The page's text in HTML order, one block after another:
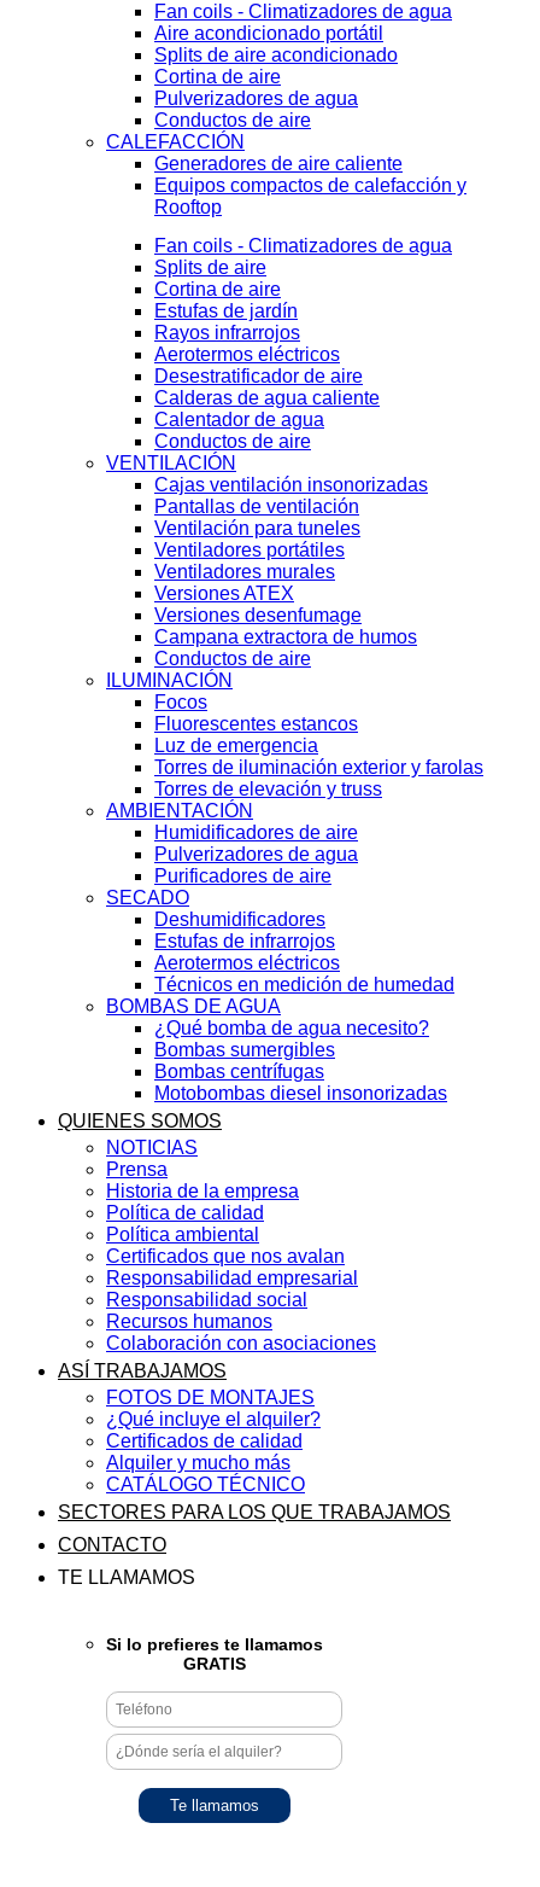
Fan coils - Climatizadores de agua
Aire acondicionado portátil
Splits de aire acondicionado
Cortina de aire
Pulverizadores de agua
Conductos de aire
CALEFACCIÓN
Generadores de aire caliente
Equipos compactos de calefacción y
Rooftop
Fan coils - Climatizadores de agua
Splits de aire
Cortina de aire
Estufas de jardín
Rayos infrarrojos
Aerotermos eléctricos
Desestratificador de aire
Calderas de agua caliente
Calentador de agua
Conductos de aire
VENTILACIÓN
Cajas ventilación insonorizadas
Pantallas de ventilación
Ventilación para tuneles
Ventiladores portátiles
Ventiladores murales
Versiones ATEX
Versiones desenfumage
Campana extractora de humos
Conductos de aire
ILUMINACIÓN
Focos
Fluorescentes estancos
Luz de emergencia
Torres de iluminación exterior y farolas
Torres de elevación y truss
AMBIENTACIÓN
Humidificadores de aire
Pulverizadores de agua
Purificadores de aire
SECADO
Deshumidificadores
Estufas de infrarrojos
Aerotermos eléctricos
Técnicos en medición de humedad
BOMBAS DE AGUA
¿Qué bomba de agua necesito?
Bombas sumergibles
Bombas centrífugas
Motobombas diesel insonorizadas
QUIENES SOMOS
NOTICIAS
Prensa
Historia de la empresa
Política de calidad
Política ambiental
Certificados que nos avalan
Responsabilidad empresarial
Responsabilidad social
Recursos humanos
Colaboración con asociaciones
ASÍ TRABAJAMOS
FOTOS DE MONTAJES
¿Qué incluye el alquiler?
Certificados de calidad
Alquiler y mucho más
CATÁLOGO TÉCNICO
SECTORES PARA LOS QUE TRABAJAMOS
CONTACTO
TE LLAMAMOS
Si lo prefieres te llamamos
GRATIS